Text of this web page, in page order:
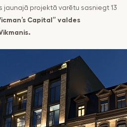
jaunajā projektā varētu sasniegt 13
Capital” valdes